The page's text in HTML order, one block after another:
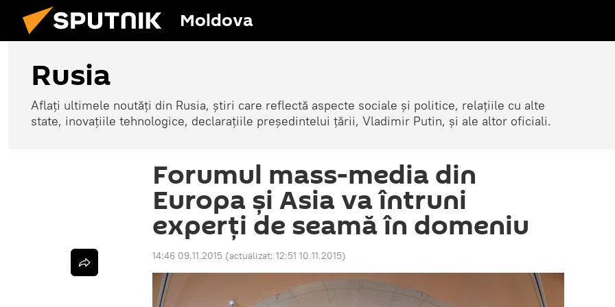
Moldova
Rusia
Aflați ultimele noutăți din Rusia, știri care reflectă aspecte sociale și politice, relațiile cu alte
state, inovațiile tehnologice, declarațiile președintelui țării, Vladimir Putin, și ale altor oficiali.
Forumul mass-media din
Europa și Asia va întruni
experţi de seamă în domeniu
14:46 09.11.2015 (actualizat: 12:51 10.11.2015)